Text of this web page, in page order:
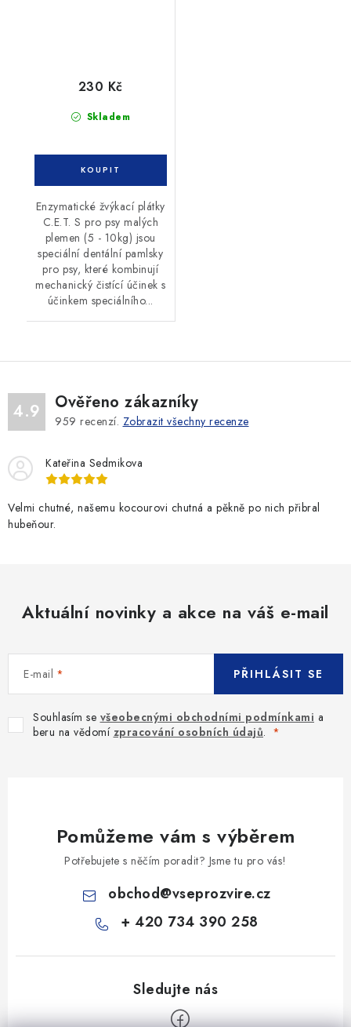
Skladem
230 Kč
Enzymatické žvýkací plátky
C.E.T. S pro psy malých
plemen (5 - 10kg) jsou
speciální dentální pamlsky
pro psy, které kombinují
mechanický čistící účinek s
účinkem speciálního...
4.9 Ověřeno zákazníky
959 recenzí. Zobrazit všechny recenze
Kateřina Sedmikova
Velmi chutné, našemu kocourovi chutná a pěkně po nich přibral
hubeňour.
Aktuální novinky a akce na váš e-mail
E-mail
Souhlasím se všeobecnými obchodními podmínkami a
beru na vědomí zpracování osobních údajů.
PŘIHLÁSIT SE
Pomůžeme vám s výběrem
Potřebujete s něčím poradit? Jsme tu pro vás!
obchod@vseprozvire.cz
+ 420 734 390 258